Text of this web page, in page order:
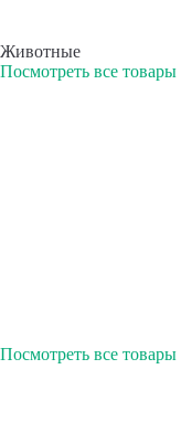
Животные
Посмотреть все товары
Посмотреть все товары